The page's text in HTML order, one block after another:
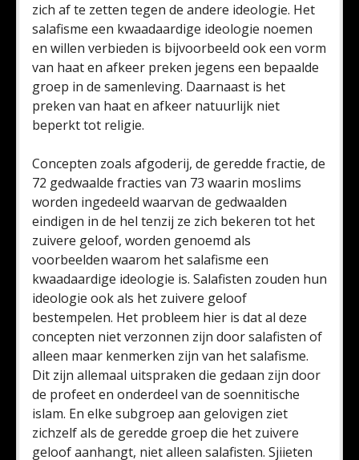
zich af te zetten tegen de andere ideologie. Het
salafisme een kwaadaardige ideologie noemen
en willen verbieden is bijvoorbeeld ook een vorm
van haat en afkeer preken jegens een bepaalde
groep in de samenleving. Daarnaast is het
preken van haat en afkeer natuurlijk niet
beperkt tot religie.
Concepten zoals afgoderij, de geredde fractie, de
72 gedwaalde fracties van 73 waarin moslims
worden ingedeeld waarvan de gedwaalden
eindigen in de hel tenzij ze zich bekeren tot het
zuivere geloof, worden genoemd als
voorbeelden waarom het salafisme een
kwaadaardige ideologie is. Salafisten zouden hun
ideologie ook als het zuivere geloof
bestempelen. Het probleem hier is dat al deze
concepten niet verzonnen zijn door salafisten of
alleen maar kenmerken zijn van het salafisme.
Dit zijn allemaal uitspraken die gedaan zijn door
de profeet en onderdeel van de soennitische
islam. En elke subgroep aan gelovigen ziet
zichzelf als de geredde groep die het zuivere
geloof aanhangt, niet alleen salafisten. Sjiieten